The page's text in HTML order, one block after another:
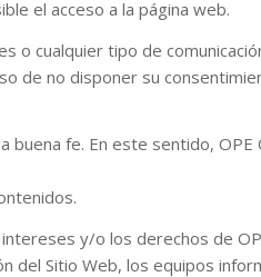
el acceso a la página web.
o cualquier tipo de
de no disponer su
fe. En este sentido, OPE
y/o los derechos de
del Sitio Web, los equipos